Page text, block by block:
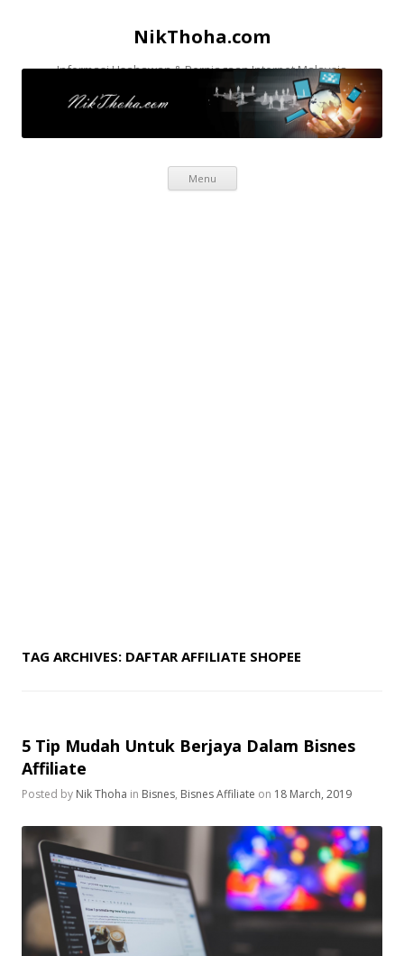
NikThoha.com
Informasi Usahawan & Perniagaan Internet Malaysia
Menu
Skip to content
TAG ARCHIVES: DAFTAR AFFILIATE SHOPEE
5 Tip Mudah Untuk Berjaya Dalam Bisnes
Affiliate
Posted by Nik Thoha in Bisnes, Bisnes Affiliate on 18 March, 2019